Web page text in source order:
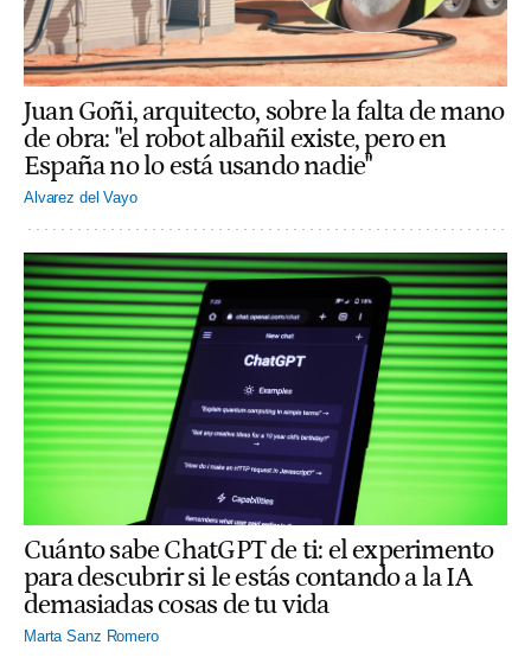
Juan Goñi, arquitecto, sobre la falta de mano
de obra: "el robot albañil existe, pero en
España no lo está usando nadie"
Alvarez del Vayo
Cuánto sabe ChatGPT de ti: el experimento
para descubrir si le estás contando a la IA
demasiadas cosas de tu vida
Marta Sanz Romero